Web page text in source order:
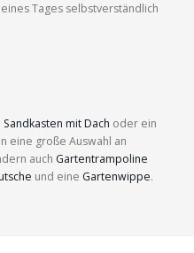
Tages selbstverständlich
Sandkasten mit Dach oder ein
eine große Auswahl an
auch Gartentrampoline
und eine Gartenwippe.